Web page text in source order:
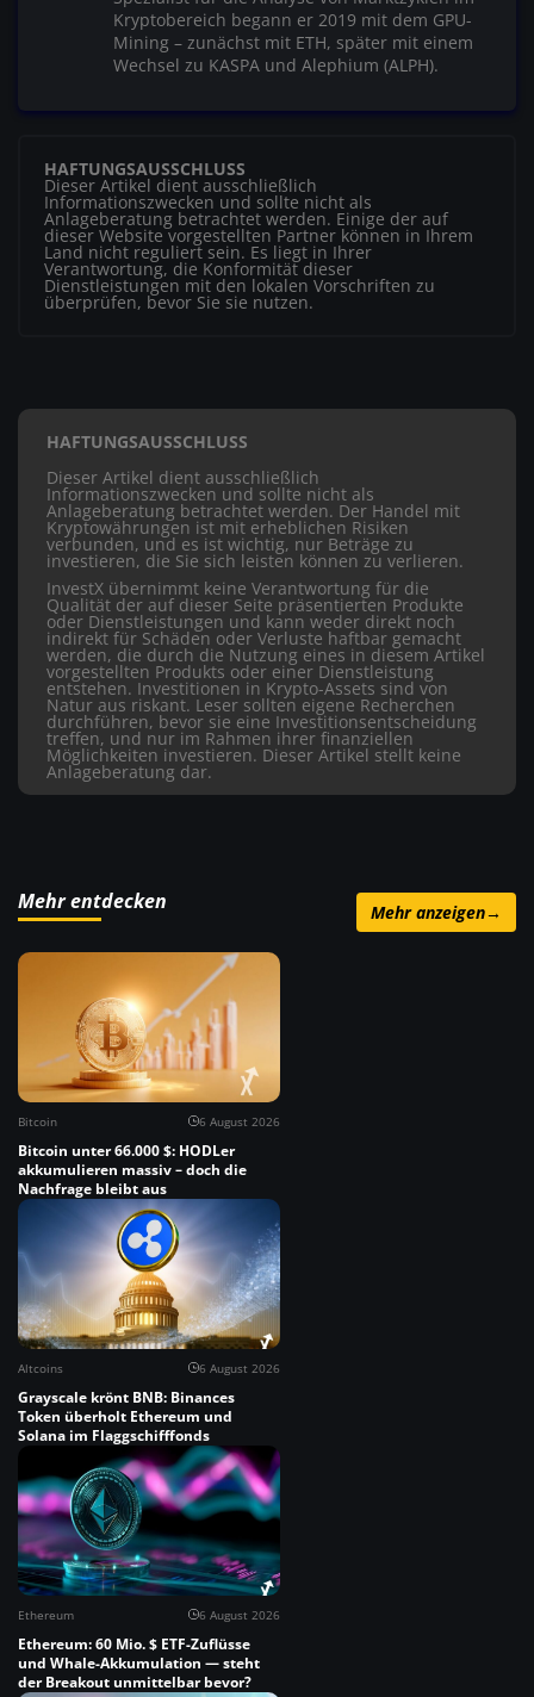
Kryptobereich begann er 2019 mit dem GPU-
Mining – zunächst mit ETH, später mit einem
Wechsel zu KASPA und Alephium (ALPH).
HAFTUNGSAUSSCHLUSS
Dieser Artikel dient ausschließlich
Informationszwecken und sollte nicht als
Anlageberatung betrachtet werden. Einige der auf
dieser Website vorgestellten Partner können in Ihrem
Land nicht reguliert sein. Es liegt in Ihrer
Verantwortung, die Konformität dieser
Dienstleistungen mit den lokalen Vorschriften zu
überprüfen, bevor Sie sie nutzen.
HAFTUNGSAUSSCHLUSS
Dieser Artikel dient ausschließlich
Informationszwecken und sollte nicht als
Anlageberatung betrachtet werden. Der Handel mit
Kryptowährungen ist mit erheblichen Risiken
verbunden, und es ist wichtig, nur Beträge zu
investieren, die Sie sich leisten können zu verlieren.
InvestX übernimmt keine Verantwortung für die
Qualität der auf dieser Seite präsentierten Produkte
oder Dienstleistungen und kann weder direkt noch
indirekt für Schäden oder Verluste haftbar gemacht
werden, die durch die Nutzung eines in diesem Artikel
vorgestellten Produkts oder einer Dienstleistung
entstehen. Investitionen in Krypto-Assets sind von
Natur aus riskant. Leser sollten eigene Recherchen
durchführen, bevor sie eine Investitionsentscheidung
treffen, und nur im Rahmen ihrer finanziellen
Möglichkeiten investieren. Dieser Artikel stellt keine
Anlageberatung dar.
Mehr entdecken Mehr anzeigen→
Bitcoin 6 August 2026
Bitcoin unter 66.000 $: HODLer
akkumulieren massiv – doch die
Nachfrage bleibt aus
Altcoins 6 August 2026
Grayscale krönt BNB: Binances
Token überholt Ethereum und
Solana im Flaggschifffonds
Ethereum 6 August 2026
Ethereum: 60 Mio. $ ETF-Zuflüsse
und Whale-Akkumulation — steht
der Breakout unmittelbar bevor?